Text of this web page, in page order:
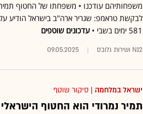
משפחותיהם עודכנו • משפחתו של החטוף תמיר
581 ימים בשבי •
עדכונים שוטפים
N12 ושירות גלובס 09.05.2025
ישראל במלחמה | סיקור שוטף
תמיר נמרודי הוא החטוף